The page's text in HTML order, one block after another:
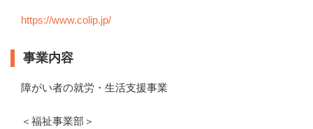
https://www.colip.jp/
事業内容
障がい者の就労・生活支援事業
＜福祉事業部＞